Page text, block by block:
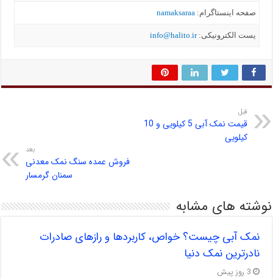
صفحه اینستاگرام:namaksaraa
یست الکترونیکی:info@halito.ir
قبل
قیمت نمک آبی 5 کیلویی و 10
کیلویی
بعد
فروش عمده سنگ نمک معدنی
سمنان گرمسار
نوشته های مشابه
نمک آبی چیست؟ خواص، کاربردها و رازهای صادرات
نادرترین نمک دنیا
3 روز پیش